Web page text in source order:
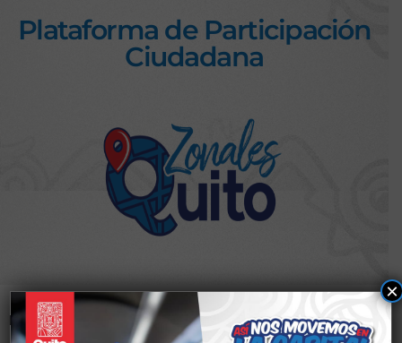
Plataforma de Participación
Ciudadana
Nombre de usuario o correo electrónico *
×